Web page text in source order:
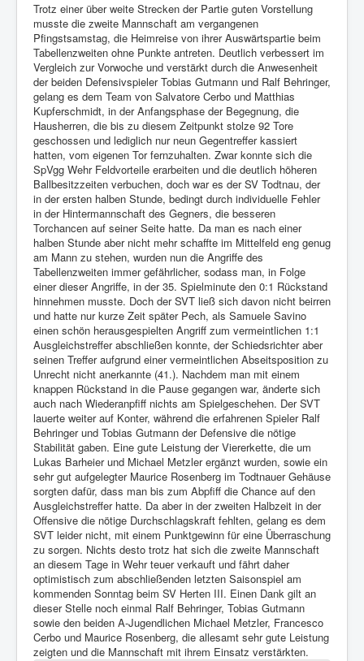
Kinder- und Jugendschutzkonzept
Trotz einer über weite Strecken der Partie guten Vorstellung
musste die zweite Mannschaft am vergangenen
Pfingstsamstag, die Heimreise von ihrer Auswärtspartie beim
Tabellenzweiten ohne Punkte antreten. Deutlich verbessert im
Vergleich zur Vorwoche und verstärkt durch die Anwesenheit
der beiden Defensivspieler Tobias Gutmann und Ralf Behringer,
gelang es dem Team von Salvatore Cerbo und Matthias
Kupferschmidt, in der Anfangsphase der Begegnung, die
Hausherren, die bis zu diesem Zeitpunkt stolze 92 Tore
geschossen und lediglich nur neun Gegentreffer kassiert
hatten, vom eigenen Tor fernzuhalten. Zwar konnte sich die
SpVgg Wehr Feldvorteile erarbeiten und die deutlich höheren
Ballbesitzzeiten verbuchen, doch war es der SV Todtnau, der
in der ersten halben Stunde, bedingt durch individuelle Fehler
in der Hintermannschaft des Gegners, die besseren
Torchancen auf seiner Seite hatte. Da man es nach einer
halben Stunde aber nicht mehr schaffte im Mittelfeld eng genug
am Mann zu stehen, wurden nun die Angriffe des
Tabellenzweiten immer gefährlicher, sodass man, in Folge
einer dieser Angriffe, in der 35. Spielminute den 0:1 Rückstand
hinnehmen musste. Doch der SVT ließ sich davon nicht beirren
und hatte nur kurze Zeit später Pech, als Samuele Savino
einen schön herausgespielten Angriff zum vermeintlichen 1:1
Ausgleichstreffer abschließen konnte, der Schiedsrichter aber
seinen Treffer aufgrund einer vermeintlichen Abseitsposition zu
Unrecht nicht anerkannte (41.). Nachdem man mit einem
knappen Rückstand in die Pause gegangen war, änderte sich
auch nach Wiederanpfiff nichts am Spielgeschehen. Der SVT
lauerte weiter auf Konter, während die erfahrenen Spieler Ralf
Behringer und Tobias Gutmann der Defensive die nötige
Stabilität gaben. Eine gute Leistung der Viererkette, die um
Lukas Barheier und Michael Metzler ergänzt wurden, sowie ein
sehr gut aufgelegter Maurice Rosenberg im Todtnauer Gehäuse
sorgten dafür, dass man bis zum Abpfiff die Chance auf den
Ausgleichstreffer hatte. Da aber in der zweiten Halbzeit in der
Offensive die nötige Durchschlagskraft fehlten, gelang es dem
SVT leider nicht, mit einem Punktgewinn für eine Überraschung
zu sorgen. Nichts desto trotz hat sich die zweite Mannschaft
an diesem Tage in Wehr teuer verkauft und fährt daher
optimistisch zum abschließenden letzten Saisonspiel am
kommenden Sonntag beim SV Herten III. Einen Dank gilt an
dieser Stelle noch einmal Ralf Behringer, Tobias Gutmann
sowie den beiden A-Jugendlichen Michael Metzler, Francesco
Cerbo und Maurice Rosenberg, die allesamt sehr gute Leistung
zeigten und die Mannschaft mit ihrem Einsatz verstärkten.